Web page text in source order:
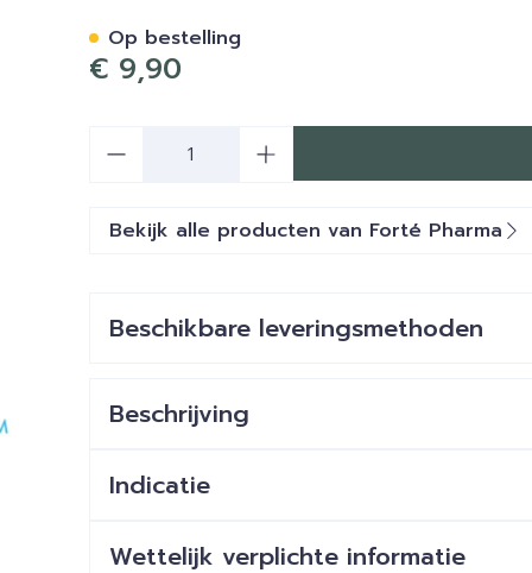
€ 9,90
Op bestelling
Bekijk alle producten van Forté Pharma
Beschikbare leveringsmethoden
Beschrijving
Indicatie
Wettelijk verplichte informatie